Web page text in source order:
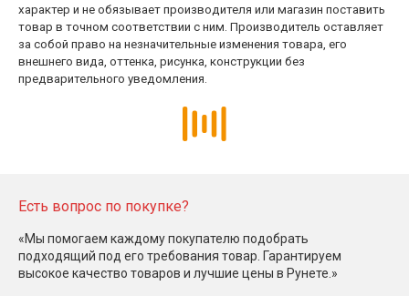
характер и не обязывает производителя или магазин поставить
товар в точном соответствии с ним. Производитель оставляет
за собой право на незначительные изменения товара, его
внешнего вида, оттенка, рисунка, конструкции без
предварительного уведомления.
Есть вопрос по покупке?
«Мы помогаем каждому покупателю подобрать
подходящий под его требования товар. Гарантируем
высокое качество товаров и лучшие цены в Рунете.»